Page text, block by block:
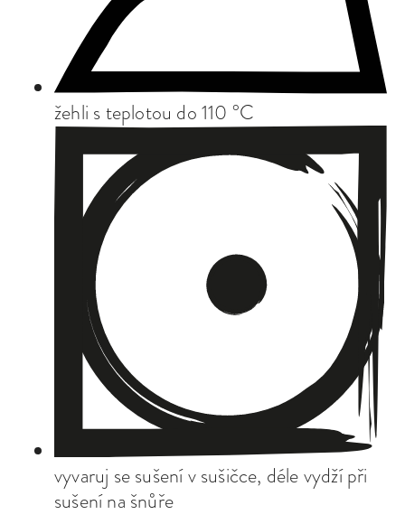
žehli s teplotou do 110 °C
vyvaruj se sušení v sušičce, déle vydží při
sušení na šnůře